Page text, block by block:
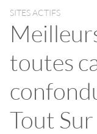
SITES ACTIFS
toutes
Tout